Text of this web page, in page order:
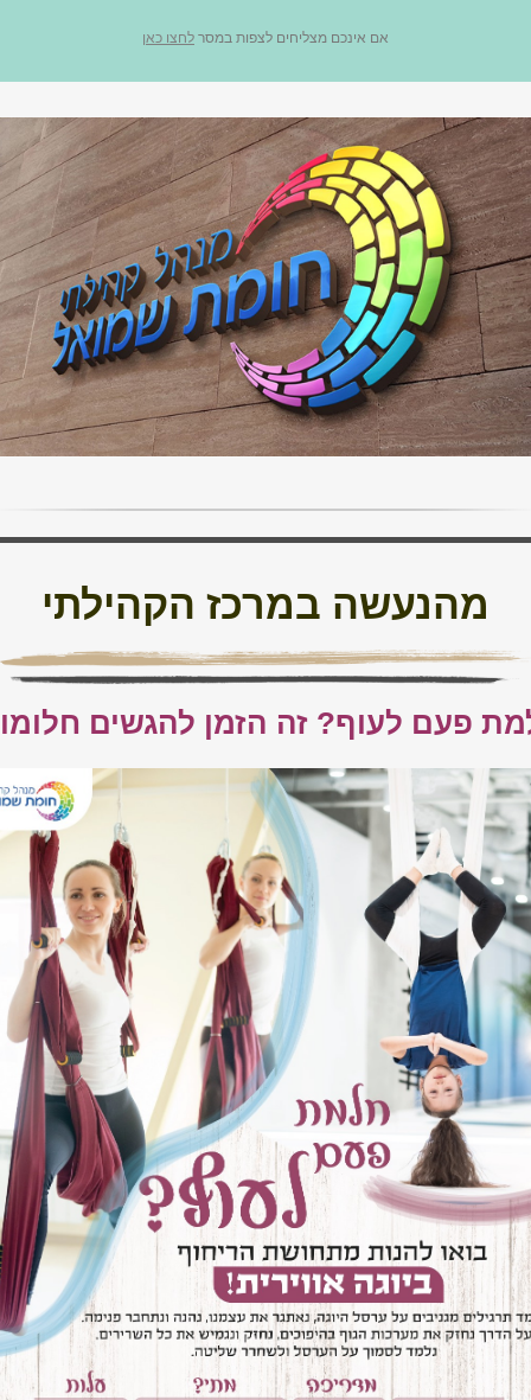
אם אינכם מצליחים לצפות במסר לחצו כאן
מהנעשה במרכז הקהילתי
פעם לעוף? זה הזמן להגשים